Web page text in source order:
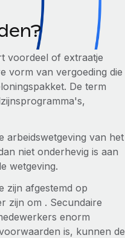
voordeel of extraatje
vorm van vergoeding die
De term
arbeidswetgeving van het
niet onderhevig is aan
wetgeving.
zijn afgestemd op
zijn om . Secundaire
enorm
is, kunnen de